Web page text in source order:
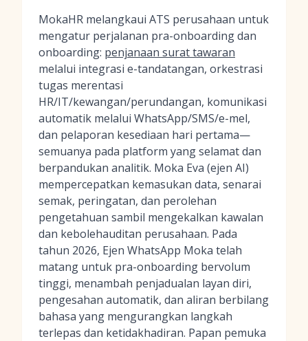
MokaHR melangkaui ATS perusahaan untuk
mengatur perjalanan pra-onboarding dan
onboarding: penjanaan surat tawaran
melalui integrasi e-tandatangan, orkestrasi
tugas merentasi
HR/IT/kewangan/perundangan, komunikasi
automatik melalui WhatsApp/SMS/e-mel,
dan pelaporan kesediaan hari pertama—
semuanya pada platform yang selamat dan
berpandukan analitik. Moka Eva (ejen AI)
mempercepatkan kemasukan data, senarai
semak, peringatan, dan perolehan
pengetahuan sambil mengekalkan kawalan
dan kebolehauditan perusahaan. Pada
tahun 2026, Ejen WhatsApp Moka telah
matang untuk pra-onboarding bervolum
tinggi, menambah penjadualan layan diri,
pengesahan automatik, dan aliran berbilang
bahasa yang mengurangkan langkah
terlepas dan ketidakhadiran. Papan pemuka